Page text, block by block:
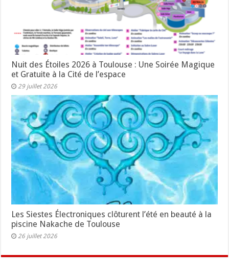
Nuit des Étoiles 2026 à Toulouse : Une Soirée Magique
et Gratuite à la Cité de l’espace
29 juillet 2026
Les Siestes Électroniques clôturent l’été en beauté à la
piscine Nakache de Toulouse
26 juillet 2026